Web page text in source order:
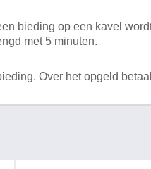
bieding op een kavel
met 5 minuten.
Over het opgeld